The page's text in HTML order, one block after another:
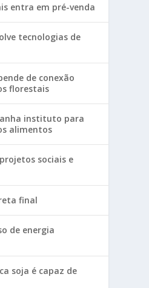
entra em pré-venda
tecnologias de
de conexão
florestais
instituto para
alimentos
sociais e
final
de energia
soja é capaz de